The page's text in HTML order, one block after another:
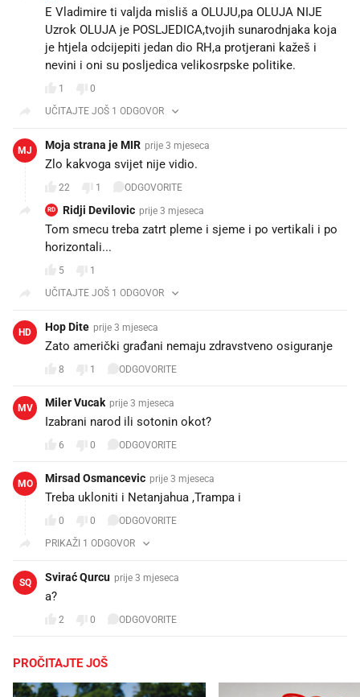
E Vladimire ti valjda misliš a OLUJU,pa OLUJA NIJE
Uzrok OLUJA je POSLJEDICA,tvojih sunarodnjaka koja
je htjela odcijepiti jedan dio RH,a protjerani kažeš i
nevini i oni su posljedica velikosrpske politike.
1
0
UČITAJTE JOŠ 1 ODGOVOR
MJ Moja strana je MIR prije 3 mjeseca
Zlo kakvoga svijet nije vidio.
22 1 ODGOVORITE
RD Ridji Devilovic prije 3 mjeseca
Tom smecu treba zatrt pleme i sjeme i po vertikali i po
horizontali...
5
1
UČITAJTE JOŠ 1 ODGOVOR
HD Hop Dite prije 3 mjeseca
Zato američki građani nemaju zdravstveno osiguranje
8 1 ODGOVORITE
MV Miler Vucak prije 3 mjeseca
Izabrani narod ili sotonin okot?
6 0 ODGOVORITE
MO Mirsad Osmancevic prije 3 mjeseca
Treba ukloniti i Netanjahua ,Trampa i
0 0
ODGOVORITE
PRIKAŽI 1 ODGOVOR
SQ Svirać Qurcu prije 3 mjeseca
a?
2 0 ODGOVORITE
PROČITAJTE JOŠ